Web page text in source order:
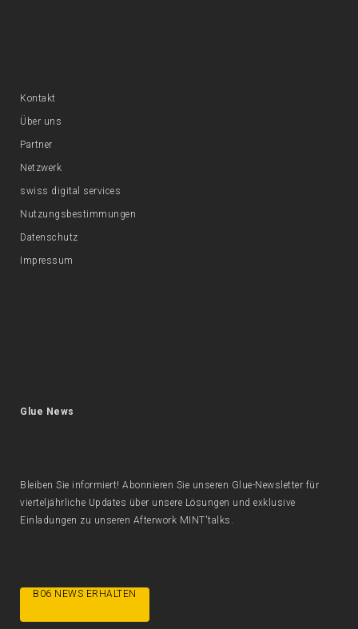
Kontakt
Über uns
Partner
Netzwerk
swiss digital services
Nutzungsbestimmungen
Datenschutz
Impressum
Glue News
Bleiben Sie informiert! Abonnieren Sie unseren Glue-Newsletter für
vierteljährliche Updates über unsere Lösungen und exklusive
Einladungen zu unseren Afterwork MINT'talks.
B06 NEWS ERHALTEN